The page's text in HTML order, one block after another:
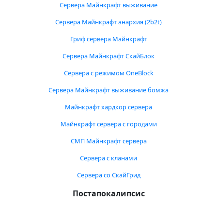
Сервера Майнкрафт выживание
Сервера Майнкрафт анархия (2b2t)
Гриф сервера Майнкрафт
Сервера Майнкрафт СкайБлок
Сервера с режимом OneBlock
Сервера Майнкрафт выживание бомжа
Майнкрафт хардкор сервера
Майнкрафт сервера с городами
СМП Майнкрафт сервера
Сервера с кланами
Сервера со СкайГрид
Постапокалипсис